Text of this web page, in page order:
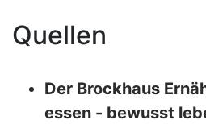
Quellen
Der Brockhaus
essen - bewusst